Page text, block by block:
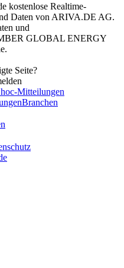
kostenlose Realtime-
Daten von ARIVA.DE AG.
und
GLOBAL ENERGY
.
Seite?
Mitteilungen
Branchen